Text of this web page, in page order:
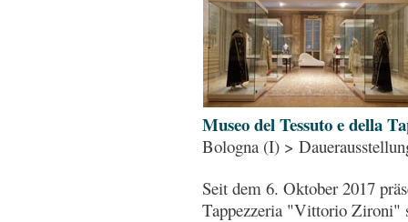
Museo del Tessuto e della
Bologna (I) >
Seit dem 6. Oktober 2017
Tappezzeria "Vittorio Zironi"